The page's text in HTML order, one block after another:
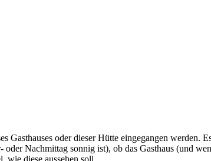
Gasthauses oder dieser Hütte eingegangen
Nachmittag sonnig ist), ob das Gasthaus (und
wie diese aussehen soll.